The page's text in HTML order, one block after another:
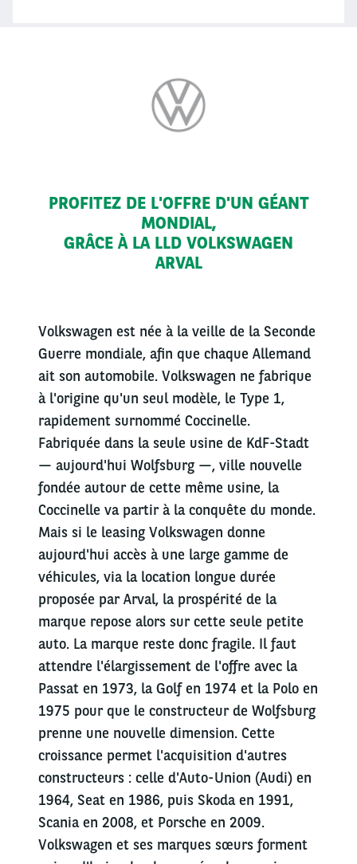
PROFITEZ DE L'OFFRE D'UN GÉANT
MONDIAL,
GRÂCE À LA LLD VOLKSWAGEN
ARVAL
Volkswagen est née à la veille de la Seconde
Guerre mondiale, afin que chaque Allemand
ait son automobile. Volkswagen ne fabrique
à l'origine qu'un seul modèle, le Type 1,
rapidement surnommé Coccinelle.
Fabriquée dans la seule usine de KdF-Stadt
— aujourd'hui Wolfsburg —, ville nouvelle
fondée autour de cette même usine, la
Coccinelle va partir à la conquête du monde.
Mais si le leasing Volkswagen donne
aujourd'hui accès à une large gamme de
véhicules, via la location longue durée
proposée par Arval, la prospérité de la
marque repose alors sur cette seule petite
auto. La marque reste donc fragile. Il faut
attendre l'élargissement de l'offre avec la
Passat en 1973, la Golf en 1974 et la Polo en
1975 pour que le constructeur de Wolfsburg
prenne une nouvelle dimension. Cette
croissance permet l'acquisition d'autres
constructeurs : celle d'Auto-Union (Audi) en
1964, Seat en 1986, puis Skoda en 1991,
Scania en 2008, et Porsche en 2009.
Volkswagen et ses marques sœurs forment